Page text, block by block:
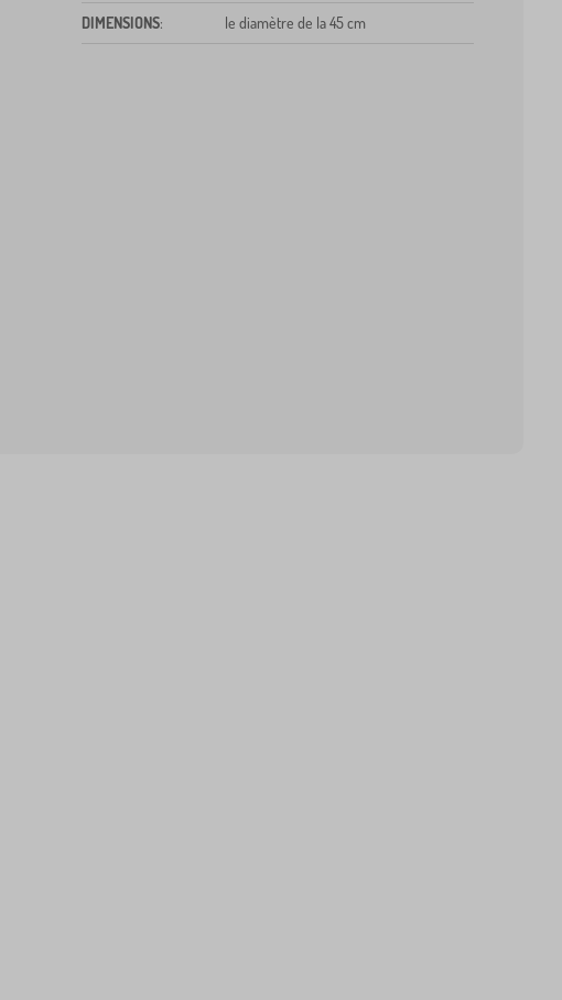
DIMENSIONS: le diamètre de la 45 cm